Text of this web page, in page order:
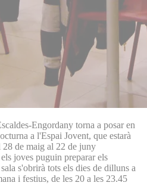
Engordany torna a posar en
a l'Espai Jovent, que estarà
de maig al 22 de juny
joves puguin preparar els
s'obrirà tots els dies de dilluns a
i festius, de les 20 a les 23.45